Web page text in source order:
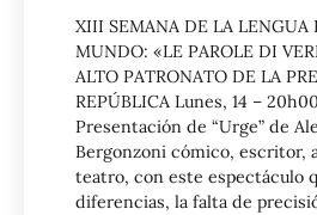
XIII SEMANA DE LA LENGUA
MUNDO: «LE PAROLE DI
ALTO PATRONATO DE LA
REPÚBLICA Lunes, 14 –
Presentación de “Urge” de
Bergonzoni cómico, escritor,
teatro, con este espectáculo
diferencias, la falta de